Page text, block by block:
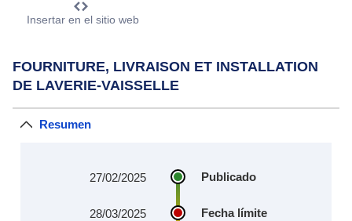
Insertar en el sitio web
FOURNITURE, LIVRAISON ET INSTALLATION
DE LAVERIE-VAISSELLE
Resumen
Publicado
27/02/2025
Fecha límite
28/03/2025